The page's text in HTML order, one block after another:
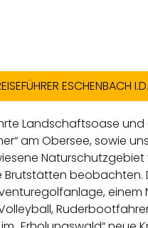
ESCHENBACH
Landschaftsoase und
am Obersee, sowie
Naturschutzgebiet
Brutstätten beobachten.
einem